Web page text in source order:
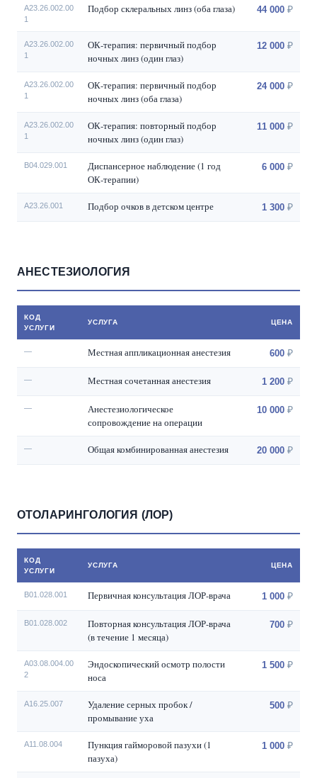
А23.26.002.00
1
Подбор склеральных линз (оба глаза) 44 000
A23.26.002.00
1
ОК-терапия: первичный подбор
ночных линз (один глаз)
12 000
A23.26.002.00
1
ОК-терапия: первичный подбор
ночных линз (оба глаза)
24 000
A23.26.002.00
1
ОК-терапия: повторный подбор
ночных линз (один глаз)
11 000
B04.029.001
Диспансерное наблюдение (1 год
ОК-терапии)
6 000
А23.26.001 Подбор очков в детском центре 1 300
АНЕСТЕЗИОЛОГИЯ
КОД
УСЛУГИ
УСЛУГА ЦЕНА
— Местная аппликационная анестезия 600
— Местная сочетанная анестезия 1 200
—
Анестезиологическое
сопровождение на операции
10 000
— Общая комбинированная анестезия 20 000
ОТОЛАРИНГОЛОГИЯ (ЛОР)
КОД
УСЛУГИ
УСЛУГА ЦЕНА
В01.028.001 Первичная консультация ЛОР-врача 1 000
В01.028.002
Повторная консультация ЛОР-врача
(в течение 1 месяца)
700
А03.08.004.00
2
Эндоскопический осмотр полости
носа
1 500
А16.25.007
Удаление серных пробок /
промывание уха
500
А11.08.004
Пункция гайморовой пазухи (1
пазуха)
1 000